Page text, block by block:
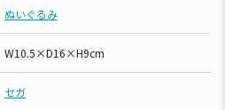
ぬいぐるみ
W10.5×D16×H9cm
セガ